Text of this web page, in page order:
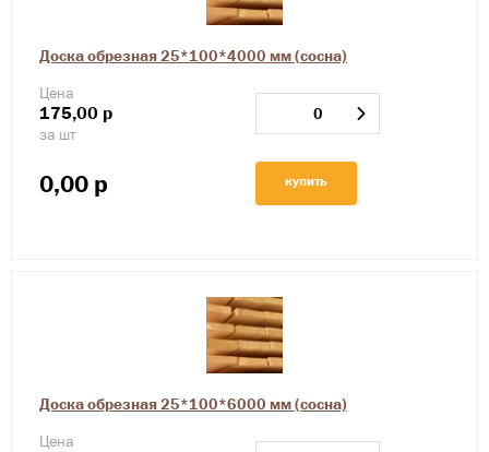
Доска обрезная 25*100*4000 мм (сосна)
Цена
175,00 р
за шт
0,00 р купить
Доска обрезная 25*100*6000 мм (сосна)
Цена